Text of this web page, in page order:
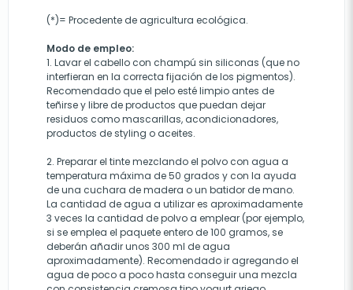
(*)= Procedente de agricultura ecológica.
Modo de empleo:
1. Lavar el cabello con champú sin siliconas (que no
interfieran en la correcta fijación de los pigmentos).
Recomendado que el pelo esté limpio antes de
teñirse y libre de productos que puedan dejar
residuos como mascarillas, acondicionadores,
productos de styling o aceites.
2. Preparar el tinte mezclando el polvo con agua a
temperatura máxima de 50 grados y con la ayuda
de una cuchara de madera o un batidor de mano.
La cantidad de agua a utilizar es aproximadamente
3 veces la cantidad de polvo a emplear (por ejemplo,
si se emplea el paquete entero de 100 gramos, se
deberán añadir unos 300 ml de agua
aproximadamente). Recomendado ir agregando el
agua de poco a poco hasta conseguir una mezcla